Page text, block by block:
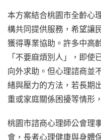
本方案結合桃園市全齡心
構共同提供服務，希望讓
獲得專業協助。許多中高
「不要麻煩別人」，即
向外求助。但心理諮商並
緒與壓力的方法，若長期
重或家庭關係困擾等情形
桃園市諮商心理師公會理
會，長者心理健康與身體